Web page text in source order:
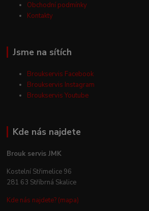
Obchodní podmínky
Kontakty
Jsme na sítích
Broukservis Facebook
Broukservis Instagram
Broukservis Youtube
Kde nás najdete
Brouk servis JMK
Kostelní Střimelice 96
281 63 Stříbrná Skalice
Kde nás najdete? (mapa)